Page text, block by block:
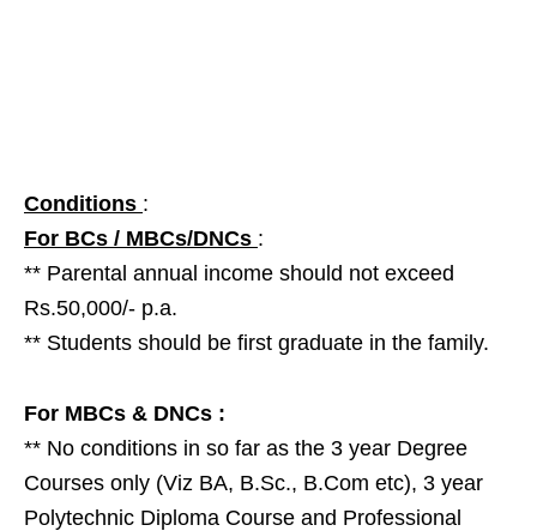
Conditions :
For BCs / MBCs/DNCs :
** Parental annual income should not exceed
Rs.50,000/- p.a.
** Students should be first graduate in the family.
For MBCs & DNCs :
** No conditions in so far as the 3 year Degree
Courses only (Viz BA, B.Sc., B.Com etc), 3 year
Polytechnic Diploma Course and Professional